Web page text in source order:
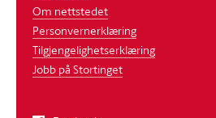
Om nettstedet
Personvernerklæring
Tilgjengelighetserklæring
Jobb på Stortinget